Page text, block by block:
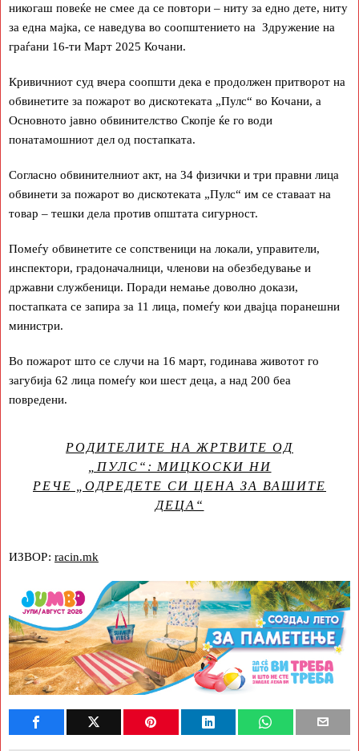
никогаш повеќе не смее да се повтори – ниту за едно дете, ниту
за една мајка, се наведува во соопштението на Здружение на
граѓани 16-ти Март 2025 Кочани.
Кривичниот суд вчера соопшти дека е продолжен притворот на
обвинетите за пожарот во дискотеката „Пулс“ во Кочани, а
Основното јавно обвинителство Скопје ќе го води
понатамошниот дел од постапката.
Согласно обвинителниот акт, на 34 физички и три правни лица
обвинети за пожарот во дискотеката „Пулс“ им се ставаат на
товар – тешки дела против општата сигурност.
Помеѓу обвинетите се сопственици на локали, управители,
инспектори, градоначалници, членови на обезбедување и
државни службеници. Поради немање доволно докази,
постапката се запира за 11 лица, помеѓу кои двајца поранешни
министри.
Во пожарот што се случи на 16 март, годинава животот го
загубија 62 лица помеѓу кои шест деца, а над 200 беа
повредени.
РОДИТЕЛИТЕ НА ЖРТВИТЕ ОД
„ПУЛС“: МИЦКОСКИ НИ
РЕЧЕ „ОДРЕДЕТЕ СИ ЦЕНА ЗА ВАШИТЕ
ДЕЦА“
ИЗВОР: racin.mk